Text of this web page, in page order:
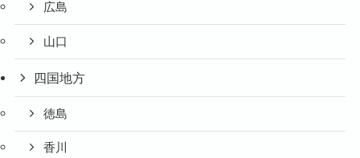
広島
山口
四国地方
徳島
香川